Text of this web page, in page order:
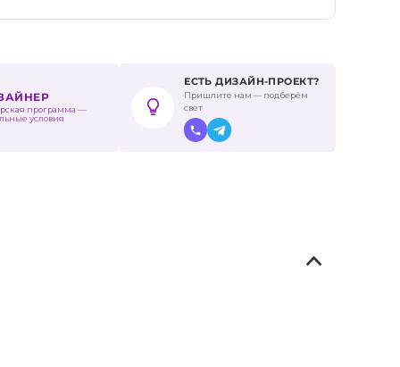
программа —
условия
ЕСТЬ ДИЗАЙН-ПРОЕКТ?
Пришлите нам — подберём
свет